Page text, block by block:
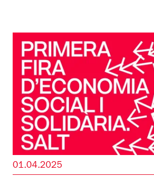
01.04.2025